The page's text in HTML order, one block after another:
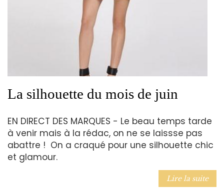
La silhouette du mois de juin
EN DIRECT DES MARQUES - Le beau temps tarde
à venir mais à la rédac, on ne se laissse pas
abattre ! On a craqué pour une silhouette chic
et glamour.
Lire la suite